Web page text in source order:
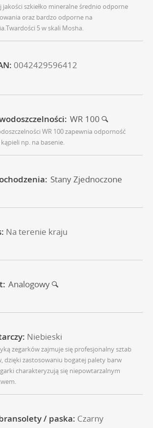
jakości szkiełko mineralne średnio odporne
oraz bardzo odporne na
5 w skali Mosha.
0042429596412
WR 100
WR 100 zapewnia odporność
np. na basenie.
Stany Zjednoczone
Na terenie kraju
Analogowy
Niebieski
zegarków zajmuje się profesjonalny sztab
dzięki zastosowaniu bogatej palety barw
charakteryzują się niepowtarzalnym
/ paska: Czarny